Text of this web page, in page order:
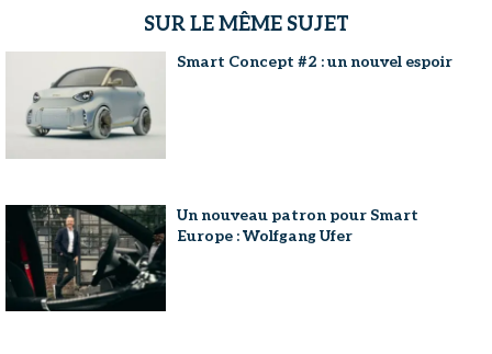
SUR LE MÊME SUJET
Smart Concept #2 : un nouvel espoir
Un nouveau patron pour Smart
Europe : Wolfgang Ufer